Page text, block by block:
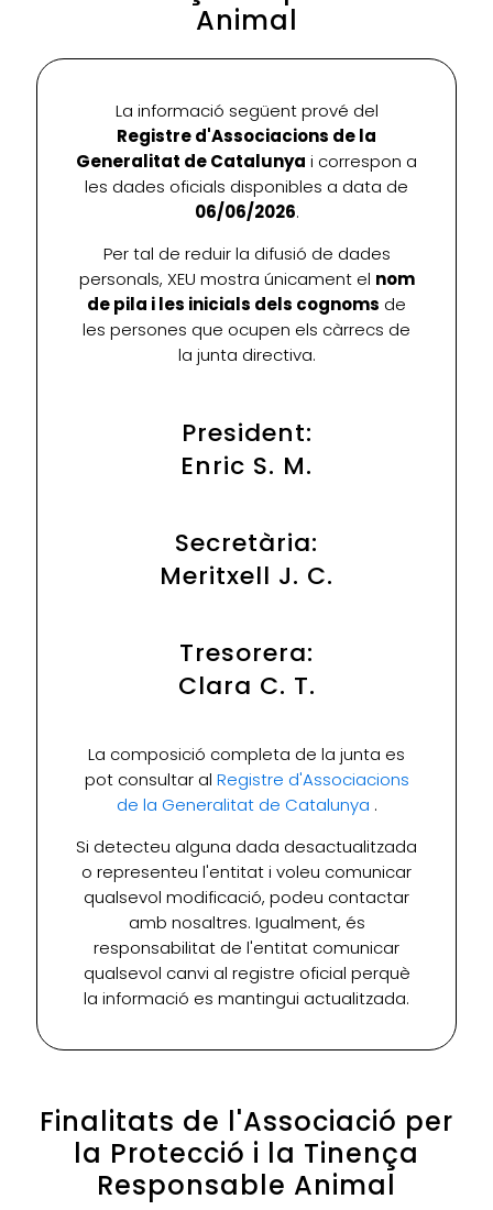
Animal
La informació següent prové del
Registre d'Associacions de la
Generalitat de Catalunya i correspon a
les dades oficials disponibles a data de
06/06/2026.
Per tal de reduir la difusió de dades
personals, XEU mostra únicament el nom
de pila i les inicials dels cognoms de
les persones que ocupen els càrrecs de
la junta directiva.
President:
Enric S. M.
Secretària:
Meritxell J. C.
Tresorera:
Clara C. T.
La composició completa de la junta es
pot consultar al Registre d'Associacions
de la Generalitat de Catalunya .
Si detecteu alguna dada desactualitzada
o representeu l'entitat i voleu comunicar
qualsevol modificació, podeu contactar
amb nosaltres. Igualment, és
responsabilitat de l'entitat comunicar
qualsevol canvi al registre oficial perquè
la informació es mantingui actualitzada.
Finalitats de l'Associació per
la Protecció i la Tinença
Responsable Animal